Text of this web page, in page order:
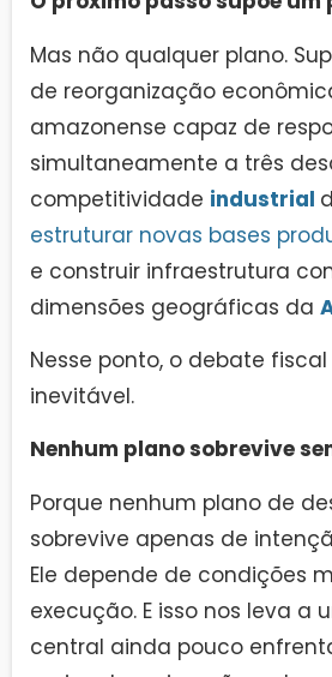
Mas não qualquer plano.
de reorganização
amazonense capaz de
simultaneamente a três
competitividade industrial
estruturar novas bases
e construir infraestrutura
dimensões geográficas da
Nesse ponto, o debate
inevitável.
Nenhum plano sobrevive
Porque nenhum plano de
sobrevive apenas de
Ele depende de condições
execução. E isso nos leva a
central ainda pouco